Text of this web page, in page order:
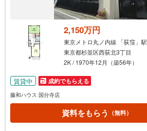
マ
イ
ペ
ジ
2,150万円
東京メトロ丸ノ内線 「荻窪」
東京都杉並区西荻北3丁目
2K / 1970年12月（築56年）
賃貸中 成約でもらえる
藤和ハウス 国分寺店
資料をもらう （無料）